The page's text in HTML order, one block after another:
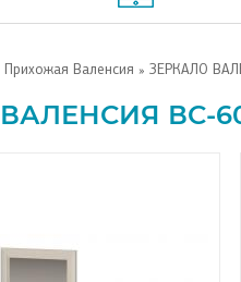
Прихожая Валенсия » ЗЕРКАЛО
ВС-